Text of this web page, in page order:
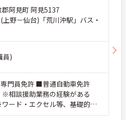
阿見町 阿見5137
上野－仙台)「荒川沖駅」バス・
員)
門員免許 ■普通自動車免許
※相談援助業務の経験がある
ード・エクセル等、基礎的な
が出来る方 尚可